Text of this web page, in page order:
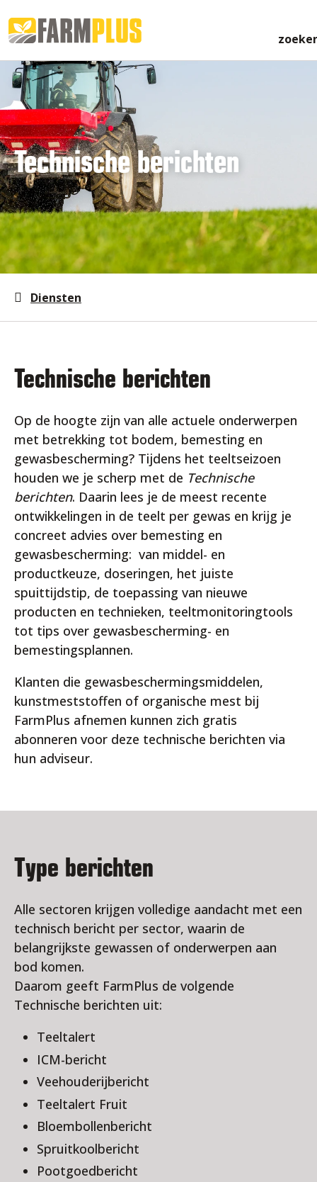
Technische berichten
Diensten
Technische berichten
Op de hoogte zijn van alle actuele onderwerpen
met betrekking tot bodem, bemesting en
gewasbescherming? Tijdens het teeltseizoen
houden we je scherp met de Technische
berichten. Daarin lees je de meest recente
ontwikkelingen in de teelt per gewas en krijg je
concreet advies over bemesting en
gewasbescherming: van middel- en
productkeuze, doseringen, het juiste
spuittijdstip, de toepassing van nieuwe
producten en technieken, teeltmonitoringtools
tot tips over gewasbescherming- en
bemestingsplannen.
Klanten die gewasbeschermingsmiddelen,
kunstmeststoffen of organische mest bij
FarmPlus afnemen kunnen zich gratis
abonneren voor deze technische berichten via
hun adviseur.
Type berichten
Alle sectoren krijgen volledige aandacht met een
technisch bericht per sector, waarin de
belangrijkste gewassen of onderwerpen aan
bod komen.
Daarom geeft FarmPlus de volgende
Technische berichten uit:
Teeltalert
ICM-bericht
Veehouderijbericht
Teeltalert Fruit
Bloembollenbericht
Spruitkoolbericht
Pootgoedbericht